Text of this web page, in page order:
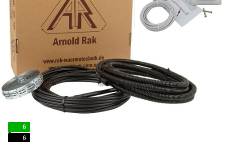
6
6